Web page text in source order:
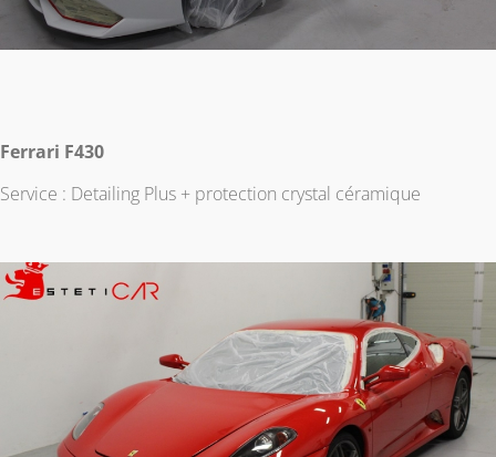
Ferrari F430
Service : Detailing Plus + protection crystal céramique